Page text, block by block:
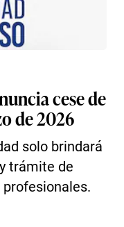
cese de
de 2026
solo brindará
trámite de